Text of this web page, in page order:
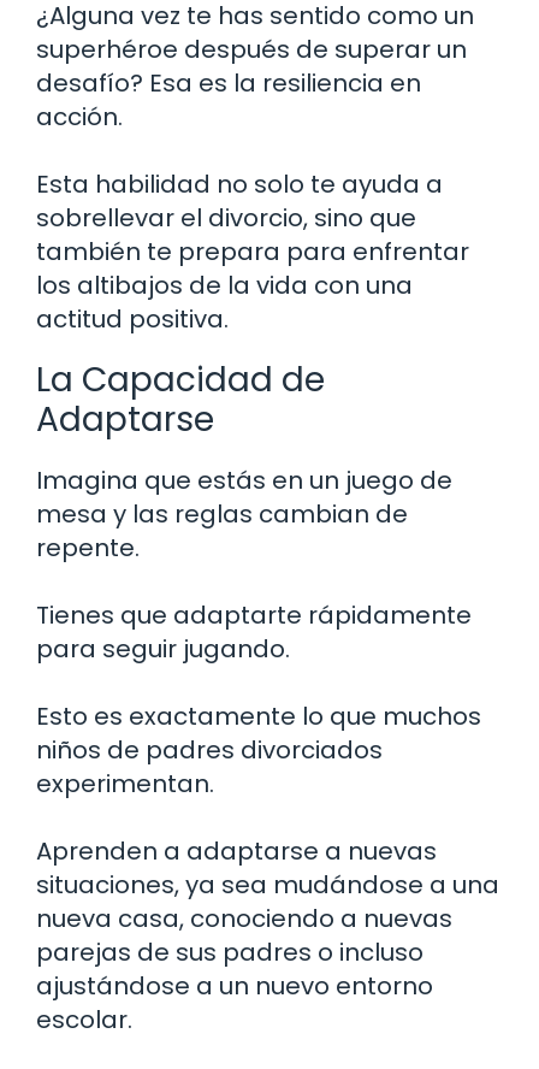
¿Alguna vez te has sentido como un
superhéroe después de superar un
desafío? Esa es la resiliencia en
acción.
Esta habilidad no solo te ayuda a
sobrellevar el divorcio, sino que
también te prepara para enfrentar
los altibajos de la vida con una
actitud positiva.
La Capacidad de
Adaptarse
Imagina que estás en un juego de
mesa y las reglas cambian de
repente.
Tienes que adaptarte rápidamente
para seguir jugando.
Esto es exactamente lo que muchos
niños de padres divorciados
experimentan.
Aprenden a adaptarse a nuevas
situaciones, ya sea mudándose a una
nueva casa, conociendo a nuevas
parejas de sus padres o incluso
ajustándose a un nuevo entorno
escolar.